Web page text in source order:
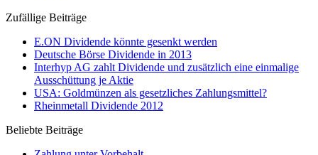
Zufällige Beiträge
E.ON Dividende könnte gesenkt werden
Deutsche Börse Dividende in 2013
Interhyp AG zahlt Dividende und zusätzlich eine einmalige
Ausschüttung je Aktie
USA: Goldmünzen als gesetzliches Zahlungsmittel?
Rheinmetall Dividende 2012
Beliebte Beiträge